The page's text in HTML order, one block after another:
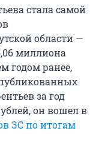
стала самой
области —
миллиона
годом ранее,
за год
он вошел в
ЗС по итогам